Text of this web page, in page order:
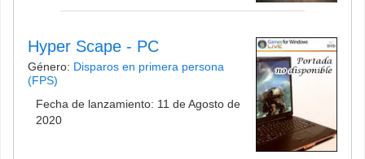
Hyper Scape - PC
Género: Disparos en primera persona
(FPS)
Fecha de lanzamiento: 11 de Agosto de
2020